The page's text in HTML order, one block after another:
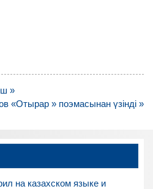
»
«Отырар » поэмасынан үзінді »
на казахском языке и